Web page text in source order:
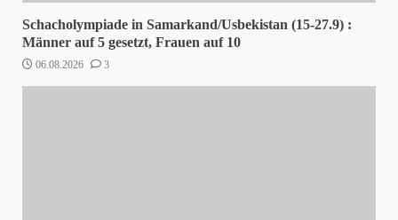
Schacholympiade in Samarkand/Usbekistan (15-27.9) :
Männer auf 5 gesetzt, Frauen auf 10
06.08.2026 3